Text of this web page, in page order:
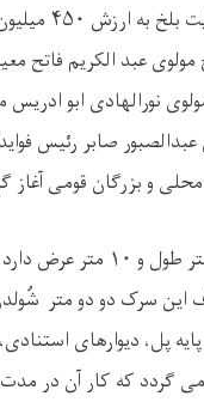
بلخ به ارزش ۴۵۰
عبد الکریم فاتح
نورالهادی ابو ادریس
صابر رئیس
و بزرگان قومی آغاز
طول و ۱۰ متر عرض
این سرک دو دو متر
پایه پل، دیوارهای
‌گردد که کار آن در مدت